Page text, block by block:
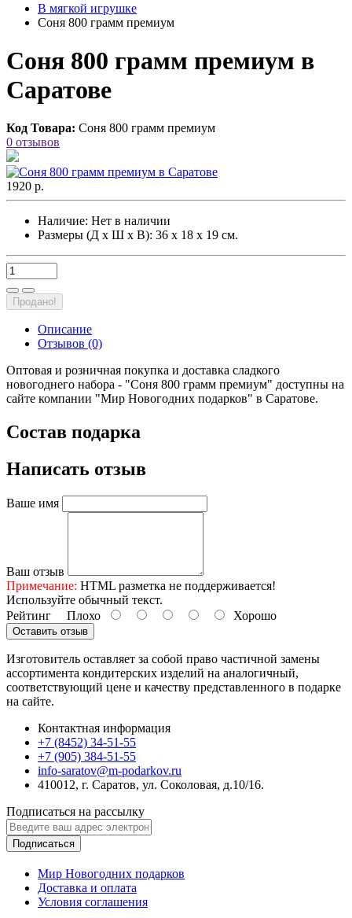
В мягкой игрушке
Соня 800 грамм премиум
Соня 800 грамм премиум в
Саратове
Код Товара: Соня 800 грамм премиум
0 отзывов
1920 р.
Наличие: Нет в наличии
Размеры (Д х Ш х В): 36 х 18 х 19 см.
Продано!
Описание
Отзывов (0)
Оптовая и розничная покупка и доставка сладкого
новогоднего набора - "Соня 800 грамм премиум" доступны на
сайте компании "Мир Новогодних подарков" в Саратове.
Состав подарка
Написать отзыв
Ваше имя
Ваш отзыв
Примечание: HTML разметка не поддерживается!
Используйте обычный текст.
Рейтинг Плохо Хорошо
Оставить отзыв
Изготовитель оставляет за собой право частичной замены
ассортимента кондитерских изделий на аналогичный,
соответствующий цене и качеству представленного в подарке
на сайте.
Контактная информация
+7 (8452) 34-51-55
+7 (905) 384-51-55
info-saratov@m-podarkov.ru
410012, г. Саратов, ул. Соколовая, д.10/16.
Подписаться на рассылку
Подписаться
Мир Новогодних подарков
Доставка и оплата
Условия соглашения